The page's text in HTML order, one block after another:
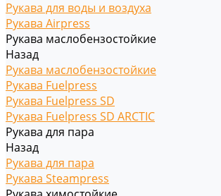
Рукава для воды и воздуха
Рукава Airpress
Рукава маслобензостойкие
Назад
Рукава маслобензостойкие
Рукава Fuelpress
Рукава Fuelpress SD
Рукава Fuelpress SD ARCTIC
Рукава для пара
Назад
Рукава для пара
Рукава Steampress